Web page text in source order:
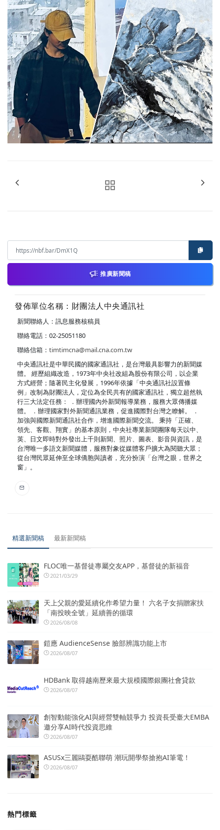
推廣新聞稿
發佈單位名稱：財團法人中央通訊社
新聞聯絡人：訊息服務核稿員
聯絡電話：02-25051180
聯絡信箱： timtimcna@mail.cna.com.tw
中央通訊社是中華民國的國家通訊社，是台灣最具影響力的新聞媒
體。 經歷組織改造，1973年中央社改組為股份有限公司，以企業
方式經營；隨著民主化發展，1996年依據「中央通訊社設置條
例」改制為財團法人，定位為全民共有的國家通訊社，獨立超然執
行三大法定任務： ．辦理國內外新聞報導業務，服務大眾傳播媒
體。 ．辦理國家對外新聞通訊業務，促進國際對台灣之瞭解。 ．
加強與國際新聞通訊社合作，增進國際新聞交流。 秉持「正確、
領先、客觀、翔實」的基本原則，中央社專業新聞團隊每天以中、
英、日文即時對外發出上千則新聞、照片、圖表、影音與資訊，是
台灣唯一多語文新聞媒體，服務對象從媒體客戶擴大為閱聽大眾；
從台灣民眾延伸至全球僑胞與讀者，充分扮演「台灣之眼，世界之
窗」。
精選新聞稿 最新新聞稿
FLOC唯一基督徒專屬交友APP，基督徒的新福音
2021/03/29
天上父親的愛延續化作希望力量！ 六名子女捐贈家扶
「南投映全號」延續善的循環
2026/08/08
鎧應 AudienceSense 臉部辨識功能上市
2026/08/07
HDBank 取得越南歷來最大規模國際銀團社會貸款
2026/08/07
創智動能強化AI與經營雙軸競爭力 投資長受臺大EMBA
邀分享AI時代投資思維
2026/08/07
ASUSx三麗鷗耍酷聯萌 潮玩開學祭搶抱AI筆電！
2026/08/07
熱門標籤